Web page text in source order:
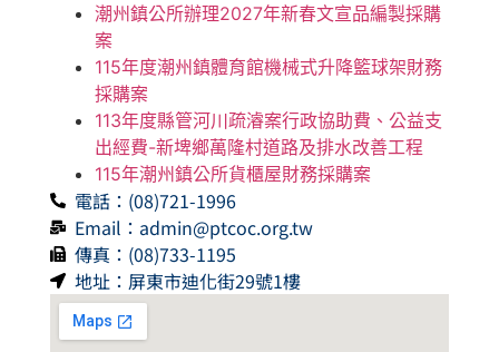
潮州鎮公所辦理2027年新春文宣品編製採購
案
115年度潮州鎮體育館機械式升降籃球架財務
採購案
113年度縣管河川疏濬案行政協助費、公益支
出經費-新埤鄉萬隆村道路及排水改善工程
115年潮州鎮公所貨櫃屋財務採購案
電話：(08)721-1996
Email：admin@ptcoc.org.tw
傳真：(08)733-1195
地址：屏東市迪化街29號1樓